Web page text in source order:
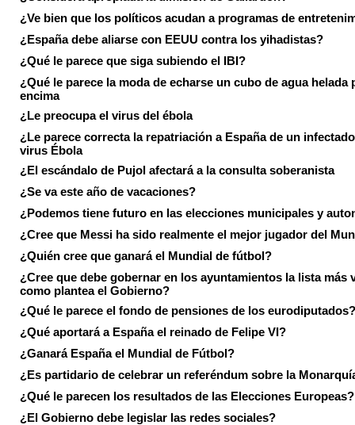
¿Ve bien que los políticos acudan a programas de
¿España debe aliarse con EEUU contra los yihadistas?
¿Qué le parece que siga subiendo el IBI?
¿Qué le parece la moda de echarse un cubo de agua helada
encima
¿Le preocupa el virus del ébola
¿Le parece correcta la repatriación a España de un
virus Ébola
¿El escándalo de Pujol afectará a la consulta soberanista
¿Se va este año de vacaciones?
¿Podemos tiene futuro en las elecciones municipales y
¿Cree que Messi ha sido realmente el mejor jugador del
¿Quién cree que ganará el Mundial de fútbol?
¿Cree que debe gobernar en los ayuntamientos la lista más
como plantea el Gobierno?
¿Qué le parece el fondo de pensiones de los eurodiputados?
¿Qué aportará a España el reinado de Felipe VI?
¿Ganará España el Mundial de Fútbol?
¿Es partidario de celebrar un referéndum sobre la
¿Qué le parecen los resultados de las Elecciones Europeas?
¿El Gobierno debe legislar las redes sociales?